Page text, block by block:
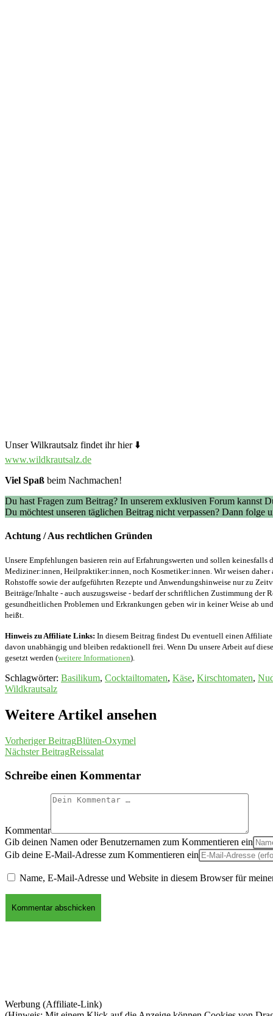
Unser Wilkrautsalz findet ihr hier ⬇️
www.wildkrautsalz.de
Viel Spaß beim Nachmachen!
Du hast Fragen zum Beitrag? In unserem exklusiven Forum kannst
Du möchtest unseren täglichen Beitrag nicht verpassen? Dann folge
Achtung / Aus rechtlichen Gründen
Unsere Empfehlungen basieren rein auf Erfahrungswerten und sollen
Mediziner:innen, Heilpraktiker:innen, noch Kosmetiker:innen. Wir weisen daher
Rohstoffe sowie der aufgeführten Rezepte und Anwendungshinweise nur zu
Beiträge/Inhalte - auch auszugsweise - bedarf der schriftlichen Zustimmung
gesundheitlichen Problemen und Erkrankungen geben wir in keiner Weise ab
heißt.
Hinweis zu Affiliate Links: In diesem Beitrag findest Du eventuell einen
davon unabhängig und bleiben redaktionell frei. Wenn Du unsere Arbeit auf
gesetzt werden (weitere Informationen).
Schlagwörter: Basilikum, Cocktailtomaten, Käse, Kirschtomaten,
Wildkrautsalz
Weitere Artikel ansehen
Vorheriger BeitragBlüten-Oxymel
Nächster BeitragReissalat
Schreibe einen Kommentar
Kommentar
Gib deinen Namen oder Benutzernamen zum Kommentieren ein
Gib deine E-Mail-Adresse zum Kommentieren ein
Name, E-Mail-Adresse und Website in diesem Browser für
Werbung (Affiliate-Link)